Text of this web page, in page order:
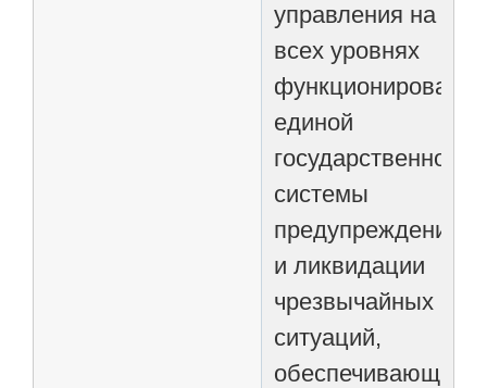
управления на
всех уровнях
функционирования
единой
государственной
системы
предупреждения
и ликвидации
чрезвычайных
ситуаций,
обеспечивающих